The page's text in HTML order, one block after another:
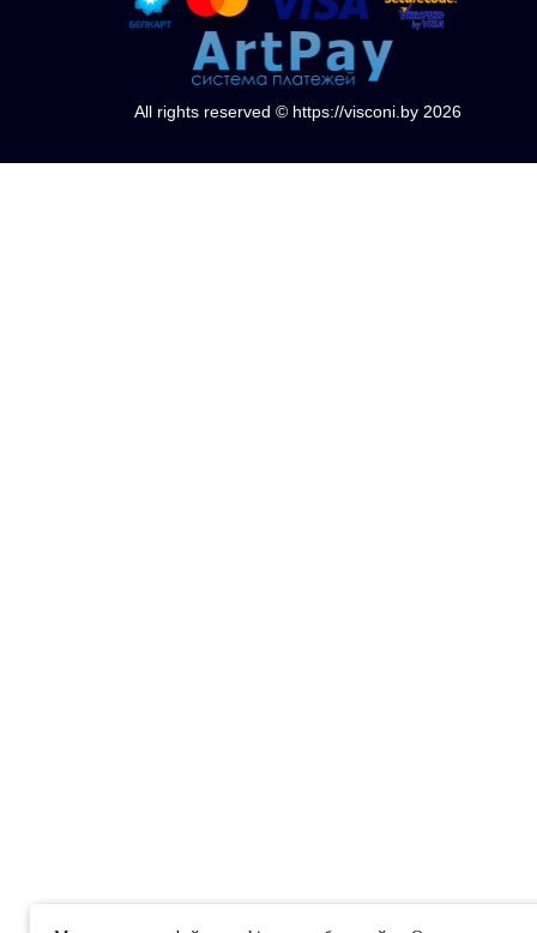
All rights reserved © https://visconi.by 2026